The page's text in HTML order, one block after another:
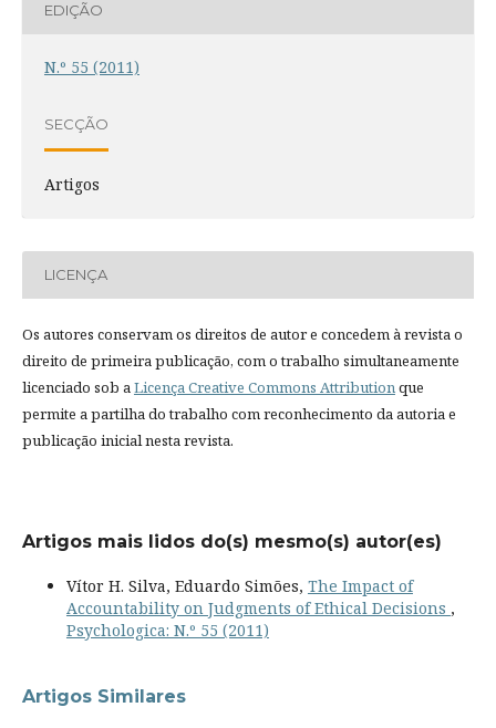
EDIÇÃO
N.º 55 (2011)
SECÇÃO
Artigos
LICENÇA
Os autores conservam os direitos de autor e concedem à revista o
direito de primeira publicação, com o trabalho simultaneamente
licenciado sob aLicença Creative Commons Attributionque
permite a partilha do trabalho com reconhecimento da autoria e
publicação inicial nesta revista.
Artigos mais lidos do(s) mesmo(s) autor(es)
Vítor H. Silva, Eduardo Simões, The Impact of
Accountability on Judgments of Ethical Decisions ,
Psychologica: N.º 55 (2011)
Artigos Similares